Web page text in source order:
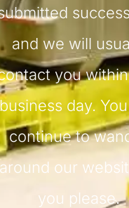
and we will
you
business day.
continue to
around our
you please.